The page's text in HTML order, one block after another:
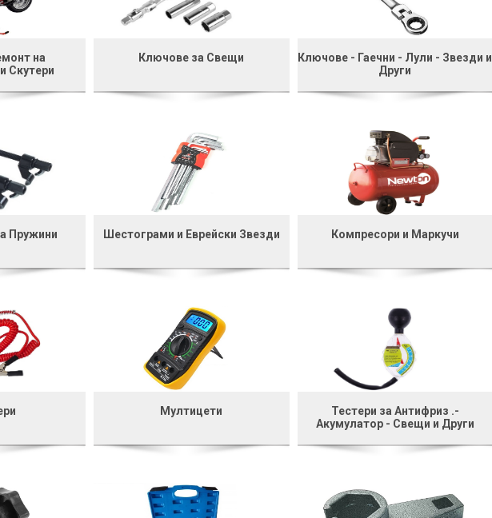
на
Скутери
Ключове за Свещи
Ключове - Гаечни - Лули - Звезди и
Други
Пружини Шестограми и Еврейски Звезди Компресори и Маркучи
Мултицети
Тестери за Антифриз .-
Акумулатор - Свещи и Други